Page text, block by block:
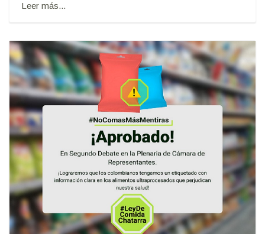
Leer más...